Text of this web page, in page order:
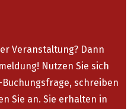
Veranstaltung? Dann
Nutzen Sie sich
schreiben
Sie an. Sie erhalten in